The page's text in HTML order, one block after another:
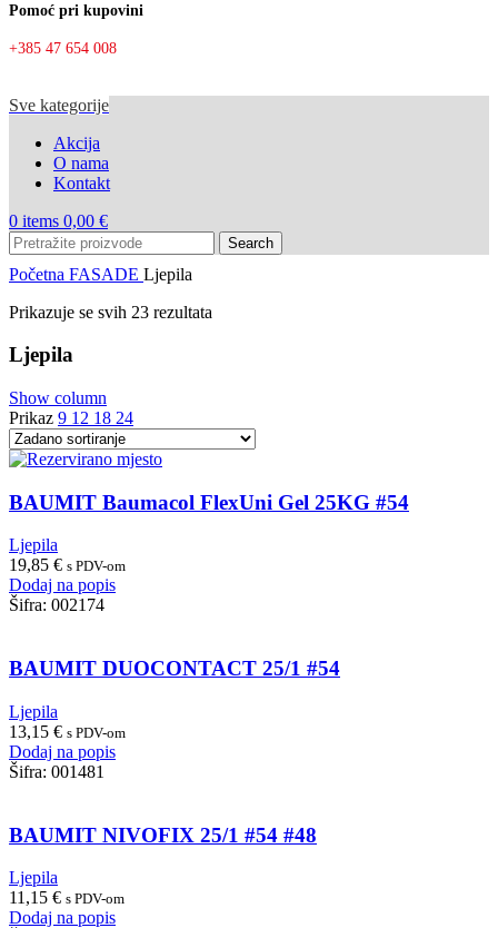
Pomoć pri kupovini
+385 47 654 008
Sve kategorije
Akcija
O nama
Kontakt
0 items 0,00 €
Search
Početna FASADE Ljepila
Prikazuje se svih 23 rezultata
Ljepila
Show column
Prikaz 9 12 18 24
BAUMIT Baumacol FlexUni Gel 25KG #54
Ljepila
19,85 € s PDV-om
Dodaj na popis
Šifra: 002174
BAUMIT DUOCONTACT 25/1 #54
Ljepila
13,15 € s PDV-om
Dodaj na popis
Šifra: 001481
BAUMIT NIVOFIX 25/1 #54 #48
Ljepila
11,15 € s PDV-om
Dodaj na popis